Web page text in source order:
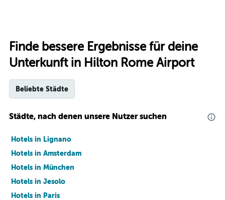
Finde bessere Ergebnisse für deine
Unterkunft in Hilton Rome Airport
Beliebte Städte
Städte, nach denen unsere Nutzer suchen
Hotels in Lignano
Hotels in Amsterdam
Hotels in München
Hotels in Jesolo
Hotels in Paris